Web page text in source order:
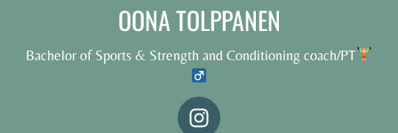
OONA TOLPPANEN
Bachelor of Sports & Strength and Conditioning coach/PT